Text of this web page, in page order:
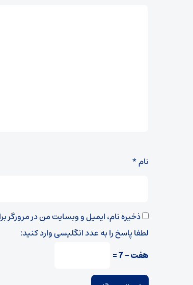
نام*
ذخیره نام، ایمیل و وبسایت من در مرورگر
لطفا پاسخ را به عدد انگلیسی وارد کنید:
هفت − 7 =